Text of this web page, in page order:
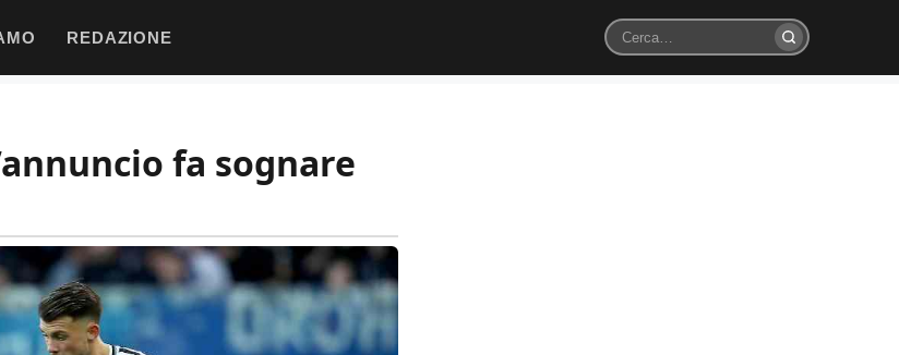
REDAZIONE
Cerca
fa sognare